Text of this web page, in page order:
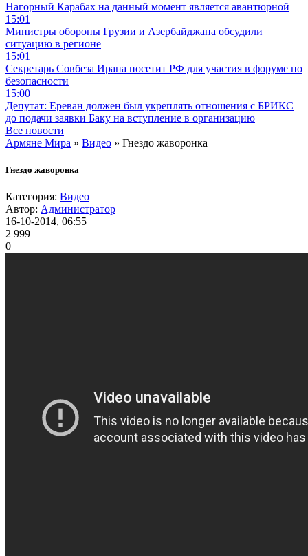
Нагорный Карабах на данный момент является авантюрной
15:01
Министры обороны Грузии и Азербайджана обсудили
ситуацию в регионе
15:01
Секретарь Совбеза Ирана посетит РФ для участия в форуме по
безопасности
15:00
Депутат: Ереван должен был укреплять отношения с БРИКС
до подачи заявки Баку на вступление в организацию
Все новости
Армяне Мира » Видео » Гнездо жаворонка
Гнездо жаворонка
Категория: Видео
Автор: Администратор
16-10-2014, 06:55
2 999
0